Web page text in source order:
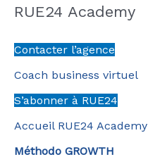
RUE24 Academy
Contacter l’agence
Coach business virtuel
S’abonner à RUE24
Accueil RUE24 Academy
Méthodo GROWTH